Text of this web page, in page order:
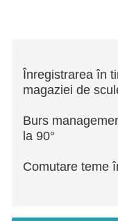
Înregistrarea în
magaziei de
Burs
la 90°
Comutare teme